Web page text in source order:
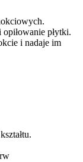
płytki.
i nadaje im